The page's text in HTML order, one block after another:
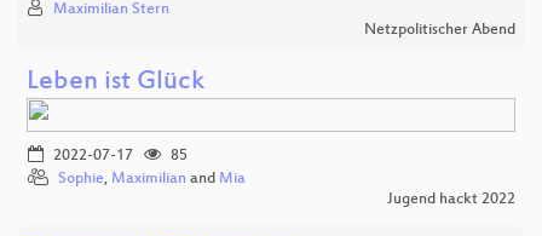
Maximilian Stern
Netzpolitischer Abend
Leben ist Glück
2022-07-17
85
Sophie, Maximilian and Mia
Jugend hackt 2022